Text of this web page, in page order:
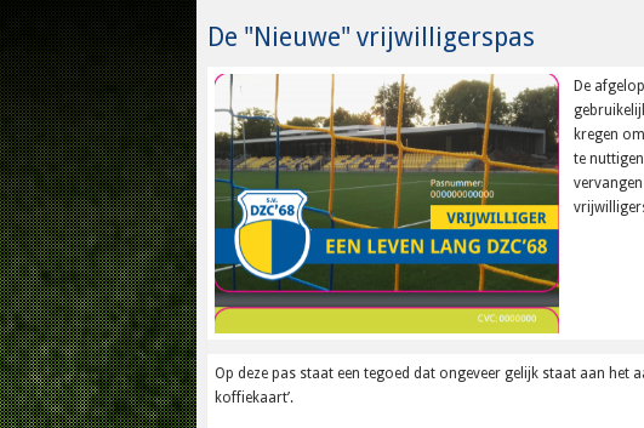
De "Nieuwe" vrijwilligerspas
De
kregen
te
Op deze pas staat een tegoed dat ongeveer gelijk staat aan het
koffiekaart’.